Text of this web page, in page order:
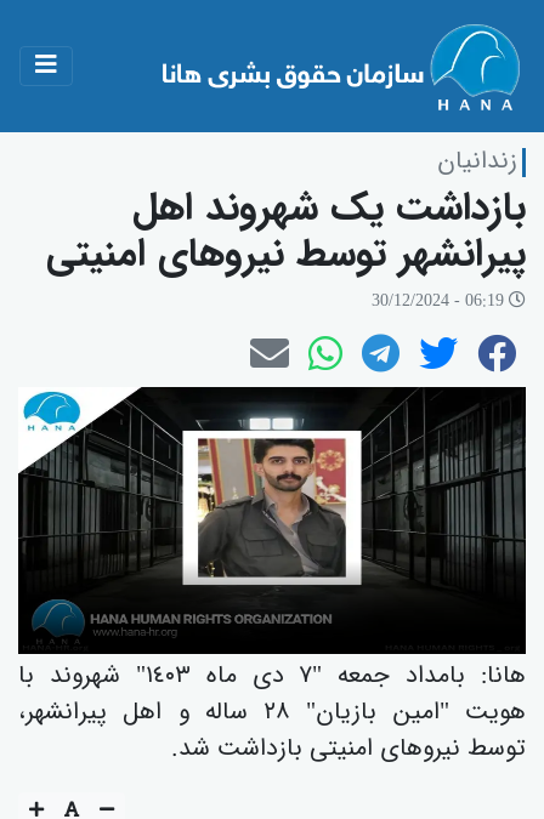
زندانیان
بازداشت یک شهروند اهل
پیرانشهر توسط نیروهای امنیتی
هانا: بامداد جمعە "٧ دی ماە ١٤٠٣" شهروند با
هویت "امین بازیان" ٢٨ سالە و اهل پیرانشهر،
توسط نیروهای امنیتی بازداشت شد.